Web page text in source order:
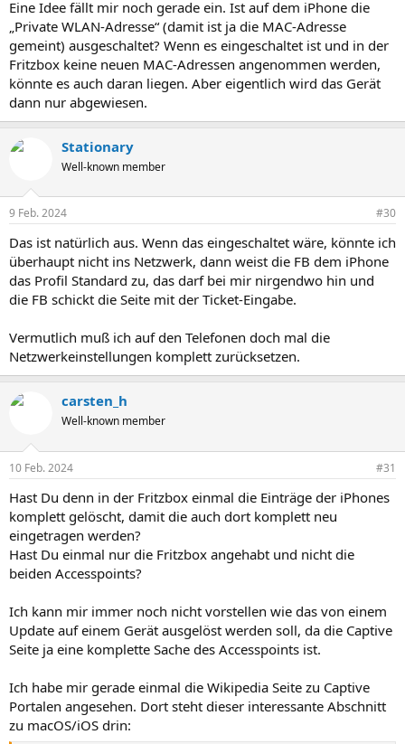
Eine Idee fällt mir noch gerade ein. Ist auf dem iPhone die
„Private WLAN-Adresse“ (damit ist ja die MAC-Adresse
gemeint) ausgeschaltet? Wenn es eingeschaltet ist und in der
Fritzbox keine neuen MAC-Adressen angenommen werden,
könnte es auch daran liegen. Aber eigentlich wird das Gerät
dann nur abgewiesen.
Stationary
Well-known member
9 Feb. 2024 #30
Das ist natürlich aus. Wenn das eingeschaltet wäre, könnte ich
überhaupt nicht ins Netzwerk, dann weist die FB dem iPhone
das Profil Standard zu, das darf bei mir nirgendwo hin und
die FB schickt die Seite mit der Ticket-Eingabe.
Vermutlich muß ich auf den Telefonen doch mal die
Netzwerkeinstellungen komplett zurücksetzen.
carsten_h
Well-known member
10 Feb. 2024 #31
Hast Du denn in der Fritzbox einmal die Einträge der iPhones
komplett gelöscht, damit die auch dort komplett neu
eingetragen werden?
Hast Du einmal nur die Fritzbox angehabt und nicht die
beiden Accesspoints?
Ich kann mir immer noch nicht vorstellen wie das von einem
Update auf einem Gerät ausgelöst werden soll, da die Captive
Seite ja eine komplette Sache des Accesspoints ist.
Ich habe mir gerade einmal die Wikipedia Seite zu Captive
Portalen angesehen. Dort steht dieser interessante Abschnitt
zu macOS/iOS drin: